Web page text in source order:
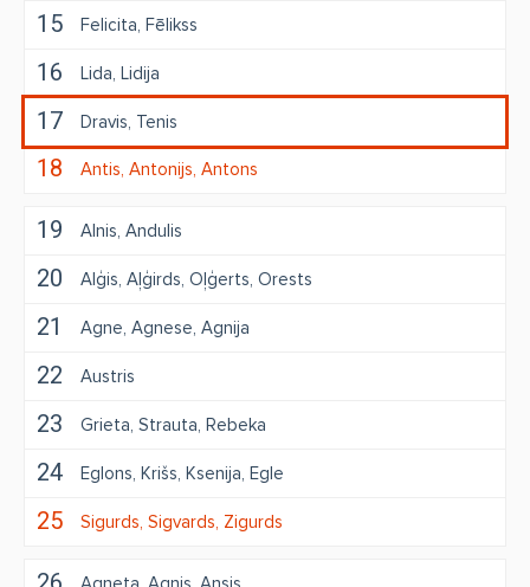
15 Felicita Fēlikss
16 Lida Lidija
17 Dravis Tenis
18 Antis Antonijs Antons
19 Alnis Andulis
20 Alģis Aļģirds Oļģerts Orests
21 Agne Agnese Agnija
22 Austris
23 Grieta Strauta Rebeka
24 Eglons Krišs Ksenija Egle
25 Sigurds Sigvards Zigurds